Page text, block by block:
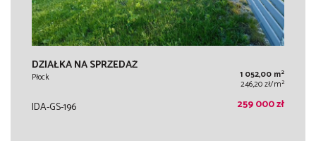
DZIAŁKA NA SPRZEDAŻ
Płock 1 052,00 m2
246,20 zł/m2
IDA-GS-196 259 000 zł